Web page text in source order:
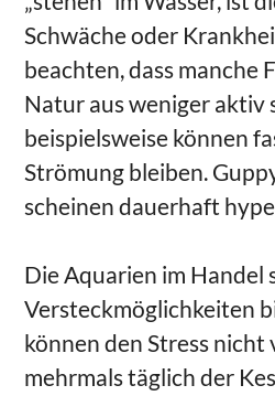
Schwäche oder
beachten, dass manche
Natur aus weniger aktiv
beispielsweise können
Strömung bleiben.
scheinen dauerhaft
Die Aquarien im Handel
Versteckmöglichkeiten
können den Stress nicht
mehrmals täglich der